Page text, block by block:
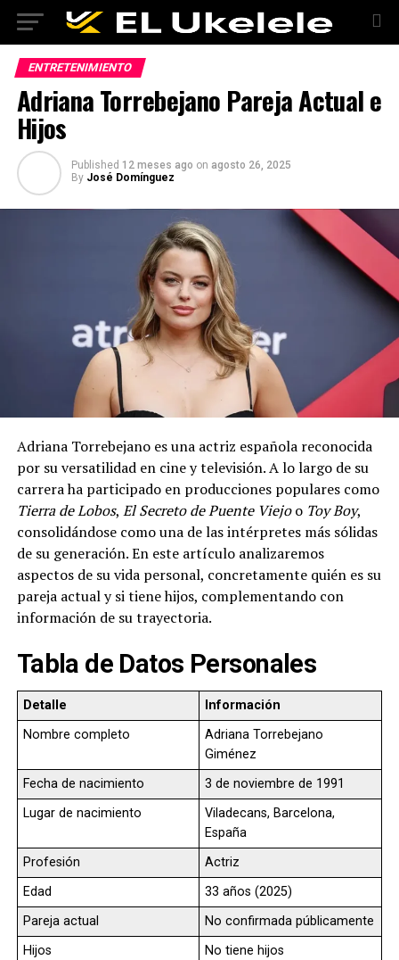
ENTRETENIMIENTO
Adriana Torrebejano Pareja Actual e
Hijos
Published 12 meses ago on agosto 26, 2025
By José Domínguez
Adriana Torrebejano es una actriz española reconocida
por su versatilidad en cine y televisión. A lo largo de su
carrera ha participado en producciones populares como
Tierra de Lobos, El Secreto de Puente Viejoo Toy Boy,
consolidándose como una de las intérpretes más sólidas
de su generación. En este artículo analizaremos
aspectos de su vida personal, concretamente quién es su
pareja actual y si tiene hijos, complementando con
información de su trayectoria.
Tabla de Datos Personales
Detalle
Información
Nombre completo
Adriana Torrebejano
Giménez
Fecha de nacimiento
3 de noviembre de 1991
Lugar de nacimiento
Viladecans, Barcelona,
España
Profesión
Actriz
Edad
33 años (2025)
Pareja actual
No confirmada públicamente
Hijos
No tiene hijos